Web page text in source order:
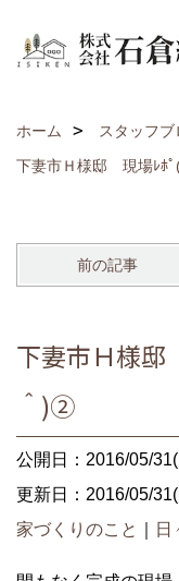
ホーム
スタッフブ
下妻市Ｈ様邸 現場ﾚﾎ
前の記事
下妻市Ｈ様
＾)②
公開日：2016/05/
更新日：2016/05/
家づくりのこと
日